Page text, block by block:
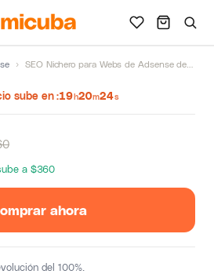
› SEO Nichero para Webs de Adsense de Anas Andaloussi
sube en 19h20m23s
a $360
ahora
del 100%.